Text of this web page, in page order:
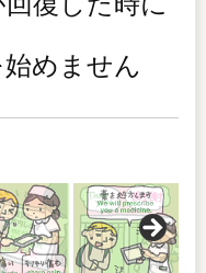
めません